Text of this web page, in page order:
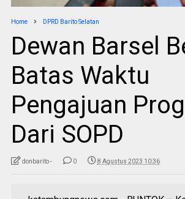
Home DPRD Barito Selatan
Dewan Barsel
Batas Waktu
Pengajuan
Dari SOPD
donbarito - 0 8 Agustus 2023 10:36